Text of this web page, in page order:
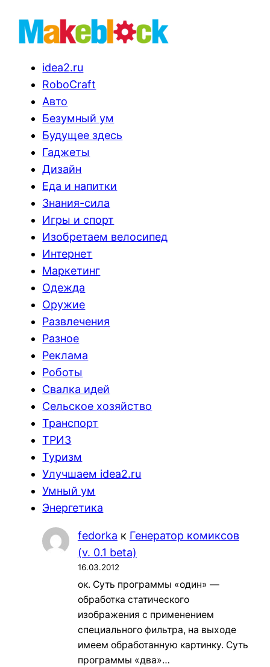
idea2.ru
RoboCraft
Авто
Безумный ум
Будущее здесь
Гаджеты
Дизайн
Еда и напитки
Знания-сила
Игры и спорт
Изобретаем велосипед
Интернет
Маркетинг
Одежда
Оружие
Развлечения
Разное
Реклама
Роботы
Свалка идей
Сельское хозяйство
Транспорт
ТРИЗ
Туризм
Улучшаем idea2.ru
Умный ум
Энергетика
fedorka к Генератор комиксов
(v. 0.1 beta)
16.03.2012
ок. Суть программы «один» —
обработка статического
изображения с применением
специального фильтра, на выходе
имеем обработанную картинку. Суть
программы «два»…